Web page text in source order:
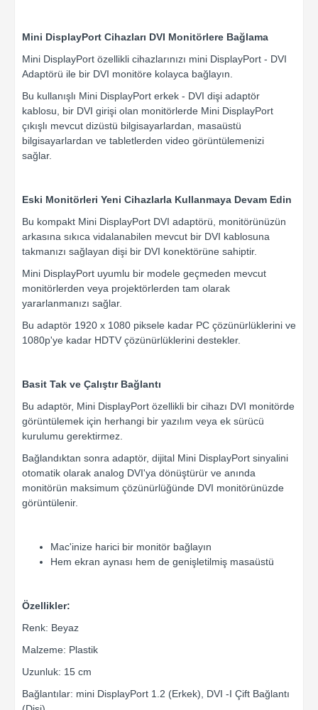
Mini DisplayPort Cihazları DVI Monitörlere Bağlama
Mini DisplayPort özellikli cihazlarınızı mini DisplayPort - DVI
Adaptörü ile bir DVI monitöre kolayca bağlayın.
Bu kullanışlı Mini DisplayPort erkek - DVI dişi adaptör
kablosu, bir DVI girişi olan monitörlerde Mini DisplayPort
çıkışlı mevcut dizüstü bilgisayarlardan, masaüstü
bilgisayarlardan ve tabletlerden video görüntülemenizi
sağlar.
Eski Monitörleri Yeni Cihazlarla Kullanmaya Devam Edin
Bu kompakt Mini DisplayPort DVI adaptörü, monitörünüzün
arkasına sıkıca vidalanabilen mevcut bir DVI kablosuna
takmanızı sağlayan dişi bir DVI konektörüne sahiptir.
Mini DisplayPort uyumlu bir modele geçmeden mevcut
monitörlerden veya projektörlerden tam olarak
yararlanmanızı sağlar.
Bu adaptör 1920 x 1080 piksele kadar PC çözünürlüklerini ve
1080p'ye kadar HDTV çözünürlüklerini destekler.
Basit Tak ve Çalıştır Bağlantı
Bu adaptör, Mini DisplayPort özellikli bir cihazı DVI monitörde
görüntülemek için herhangi bir yazılım veya ek sürücü
kurulumu gerektirmez.
Bağlandıktan sonra adaptör, dijital Mini DisplayPort sinyalini
otomatik olarak analog DVI'ya dönüştürür ve anında
monitörün maksimum çözünürlüğünde DVI monitörünüzde
görüntülenir.
Mac'inize harici bir monitör bağlayın
Hem ekran aynası hem de genişletilmiş masaüstü
Özellikler:
Renk: Beyaz
Malzeme: Plastik
Uzunluk: 15 cm
Bağlantılar: mini DisplayPort 1.2 (Erkek), DVI -I Çift Bağlantı